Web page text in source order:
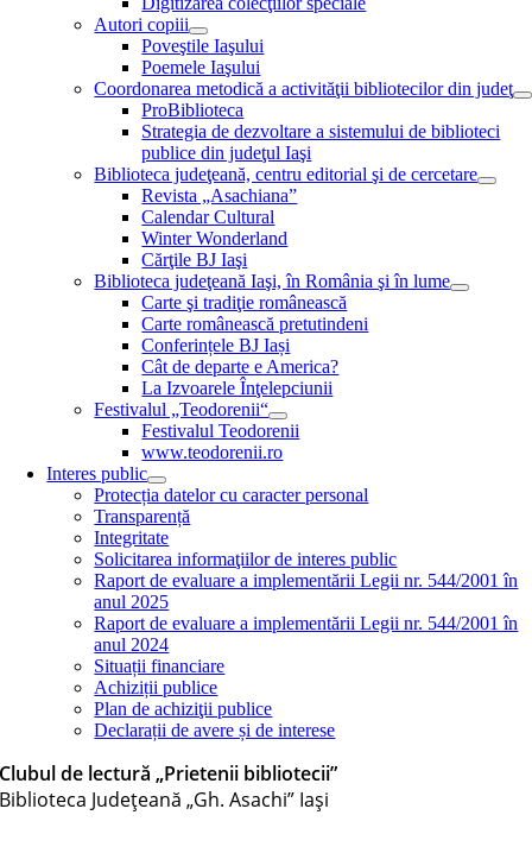
Autori copiii
Poveştile Iaşului
Poemele Iaşului
Coordonarea metodică a activităţii bibliotecilor din judeţ
ProBiblioteca
Strategia de dezvoltare a sistemului de biblioteci
publice din judeţul Iaşi
Biblioteca judeţeană, centru editorial şi de cercetare
Revista „Asachiana”
Calendar Cultural
Winter Wonderland
Cărţile BJ Iaşi
Biblioteca judeţeană Iaşi, în România şi în lume
Carte şi tradiţie românească
Carte românească pretutindeni
Conferințele BJ Iași
Cât de departe e America?
La Izvoarele Înţelepciunii
Festivalul „Teodorenii“
Festivalul Teodorenii
www.teodorenii.ro
Interes public
Protecția datelor cu caracter personal
Transparență
Integritate
Solicitarea informaţiilor de interes public
Raport de evaluare a implementării Legii nr. 544/2001 în
anul 2025
Raport de evaluare a implementării Legii nr. 544/2001 în
anul 2024
Situații financiare
Achiziții publice
Plan de achiziţii publice
Declarații de avere și de interese
Clubul de lectură „Prietenii bibliotecii”
Biblioteca Judeţeană „Gh. Asachi” Iaşi